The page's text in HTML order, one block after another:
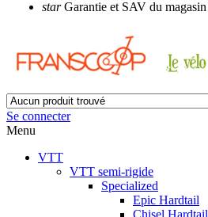
starGarantie et SAV du magasin
Se connecter
Menu
VTT
VTT semi-rigide
Specialized
Epic Hardtail
Chisel Hardtail